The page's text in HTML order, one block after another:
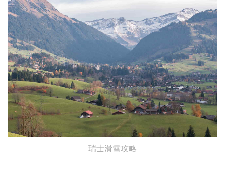
瑞士滑雪攻略